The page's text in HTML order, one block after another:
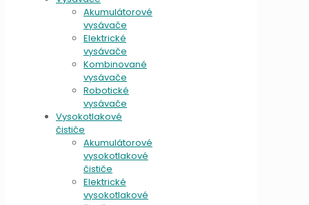
Akumulátorové
vysávače
Elektrické
vysávače
Kombinované
vysávače
Robotické
vysávače
Vysokotlakové
čističe
Akumulátorové
vysokotlakové
čističe
Elektrické
vysokotlakové